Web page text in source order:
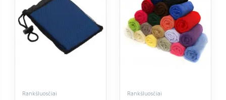
Rankšluosčiai Rankšluosčiai